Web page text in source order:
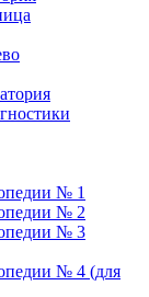
№ 1
№ 2
№ 3
№ 4 (для